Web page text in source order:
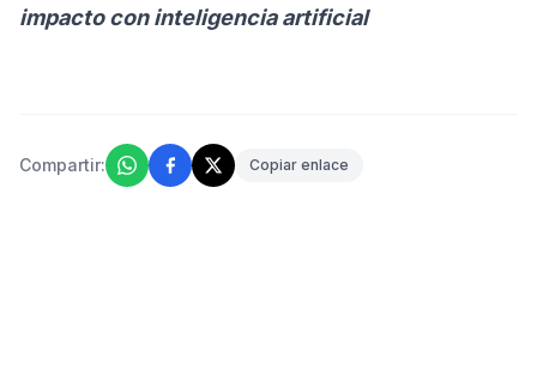
impacto con inteligencia artificial
Compartir: Copiar enlace